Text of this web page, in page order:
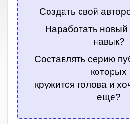
Создать свой
Наработать
навык?
Составлять серию
которых
кружится голова и
еще?